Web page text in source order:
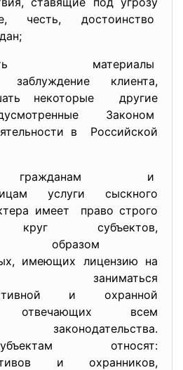
честь, достоинство
материалы
клиента,
некоторые другие
Законом
в Российской
гражданам и
услуги сыскного
имеет право строго
круг субъектов,
образом
имеющих лицензию на
и охранной
отвечающих всем
относят:
и охранников,